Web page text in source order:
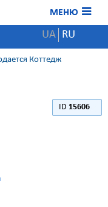
МЕНЮ
UA RU
Коттедж
ID 15606